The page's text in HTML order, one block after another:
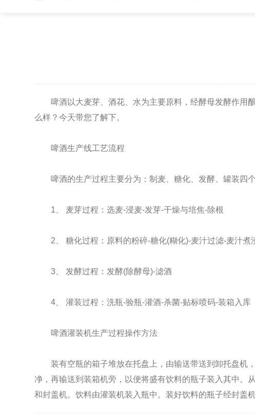
啤酒以大麦芽、酒花、水为主要原料，经酵母发酵作用酿
么样？今天带您了解下。
啤酒生产线工艺流程
啤酒的生产过程主要分为：制麦、糖化、发酵、罐装四个
1、 麦芽过程：选麦-浸麦-发芽-干燥与培焦-除根
2、 糖化过程：原料的粉碎-糖化(糊化)-麦汁过滤-麦汁煮
3、 发酵过程：发酵(除酵母)-滤酒
4、 灌装过程：洗瓶-验瓶-灌酒-杀菌-贴标喷码-装箱入库
啤酒灌装机生产过程操作方法
装有空瓶的箱子堆放在托盘上，由输送带送到卸托盘机，
净，再输送到装箱机旁，以便将盛有饮料的瓶子装入其中。
和封盖机。饮料由灌装机装入瓶中。装好饮料的瓶子经封盖